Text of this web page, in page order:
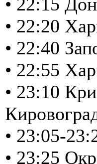
• 22:20
• 22:40
• 22:55
• 23:10
• 23:05-
• 23:25